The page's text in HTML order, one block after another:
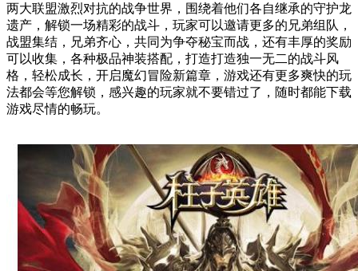
两大联盟激烈对抗的战争世界，围绕着他们各自继承的守护龙
遗产，解锁一场精彩的战斗，玩家可以邀请更多的兄弟组队，
战盟集结，兄弟齐心，共同为争夺秘宝而战，还有丰厚的奖励
可以收集，各种极品神装搭配，打造打造独一无二的战斗风
格，轻松成长，开启魔幻冒险新篇章，游戏还有更多爽快的玩
法都会等您解锁，感兴趣的玩家就不要错过了，随时都能下载
游戏尽情的畅玩。